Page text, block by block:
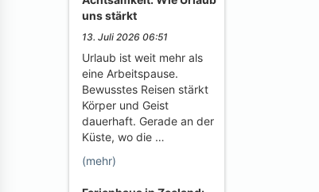
uns stärkt
13. Juli 2026 06:51
Urlaub ist weit mehr als
eine Arbeitspause.
Bewusstes Reisen stärkt
Körper und Geist
dauerhaft. Gerade an der
Küste, wo die …
(mehr)